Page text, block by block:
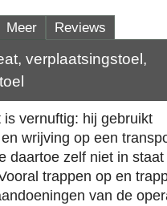
Meer Reviews
verplaatsingstoel,
is vernuftig: hij gebruikt
wrijving op een
daartoe zelf niet in
trappen op en
van de